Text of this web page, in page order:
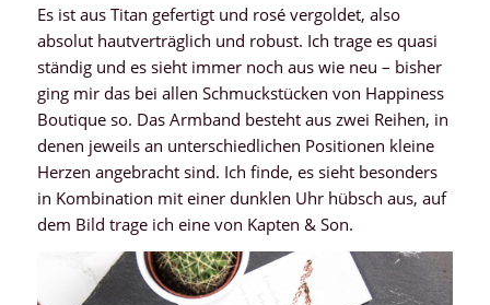
Es ist aus Titan gefertigt und rosé vergoldet, also
absolut hautverträglich und robust. Ich trage es quasi
ständig und es sieht immer noch aus wie neu – bisher
ging mir das bei allen Schmuckstücken von Happiness
Boutique so. Das Armband besteht aus zwei Reihen, in
denen jeweils an unterschiedlichen Positionen kleine
Herzen angebracht sind. Ich finde, es sieht besonders
in Kombination mit einer dunklen Uhr hübsch aus, auf
dem Bild trage ich eine von Kapten & Son.